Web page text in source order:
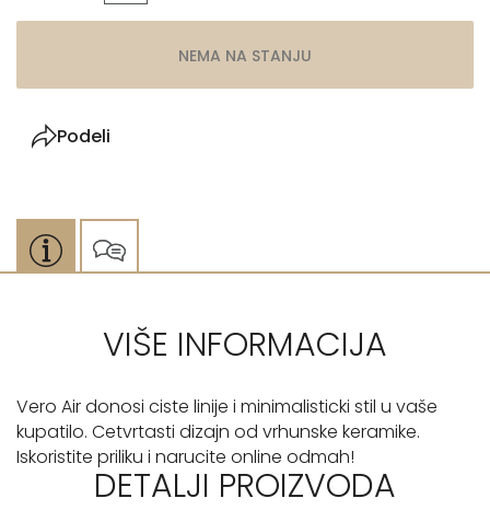
NEMA NA STANJU
Podeli
VIŠE INFORMACIJA
Vero Air donosi ciste linije i minimalisticki stil u vaše
kupatilo. Cetvrtasti dizajn od vrhunske keramike.
Iskoristite priliku i narucite online odmah!
DETALJI PROIZVODA